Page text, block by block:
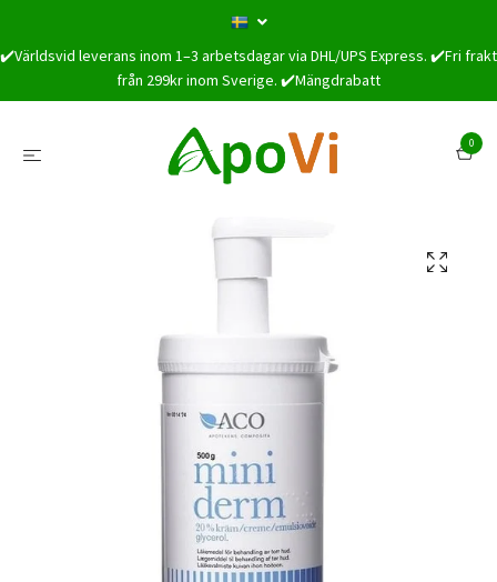
✔️Världsvid leverans inom 1–3 arbetsdagar via DHL/UPS Express. ✔️Fri frakt
från 299kr inom Sverige. ✔️Mängdrabatt
0